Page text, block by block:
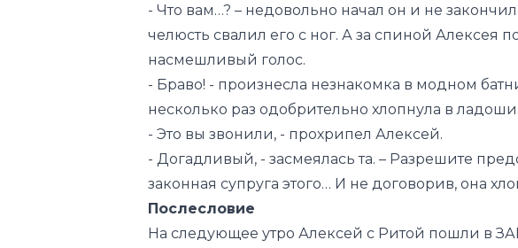
- Что вам…? – недовольно начал он и не
челюсть свалил его с ног. А за спиной Алексея
насмешливый голос.
- Браво! - произнесла незнакомка в модном
несколько раз одобрительно хлопнула в ладоши.
- Это вы звонили, - прохрипел Алексей.
- Догадливый, - засмеялась та. – Разрешите
законная супруга этого… И не договорив, она
Послесловие
На следующее утро Алексей с Ритой пошли в